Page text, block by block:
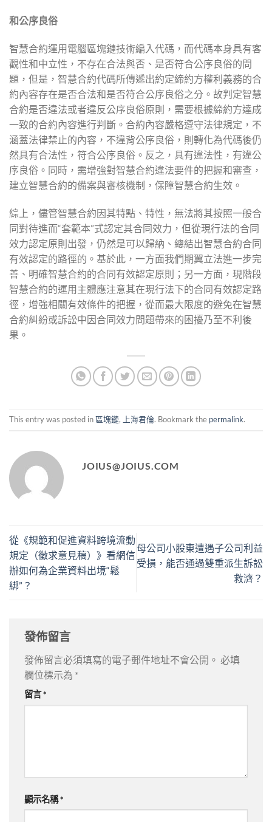
和公序良俗
智慧合約運用電腦區塊鏈技術編入代碼，而代碼本身具有客
觀性和中立性，不存在合法與否、是否符合公序良俗的問
題，但是，智慧合約代碼所傳遞出約定締約方權利義務的合
約內容存在是否合法和是否符合公序良俗之分。故判定智慧
合約是否違法或者違反公序良俗原則，需要根據締約方達成
一致的合約內容進行判斷。合約內容嚴格遵守法律規定，不
涵蓋法律禁止的內容，不違背公序良俗，則轉化為代碼後仍
然具有合法性，符合公序良俗。反之，具有違法性，有違公
序良俗。同時，需增強對智慧合約違法要件的把握和審查，
建立智慧合約的備案與審核機制，保障智慧合約生效。
綜上，儘管智慧合約因其特點、特性，無法將其按照一般合
同對待進而“套範本”式認定其合同效力，但從現行法的合同
效力認定原則出發，仍然是可以歸納、總結出智慧合約合同
有效認定的路徑的。基於此，一方面我們期翼立法進一步完
善、明確智慧合約的合同有效認定原則；另一方面，現階段
智慧合約的運用主體應注意其在現行法下的合同有效認定路
徑，增強相關有效條件的把握，從而最大限度的避免在智慧
合約糾紛或訴訟中因合同效力問題帶來的困擾乃至不利後
果。
This entry was posted in區塊鏈, 上海君倫. Bookmark the permalink.
JOIUS@JOIUS.COM
從《規範和促進資料跨境流動
規定（徵求意見稿）》看網信
辦如何為企業資料出境“鬆
綁”？
母公司小股東遭遇子公司利益
受損，能否通過雙重派生訴訟
救濟？
發佈留言
發佈留言必須填寫的電子郵件地址不會公開。 必填
欄位標示為 *
留言*
顯示名稱*